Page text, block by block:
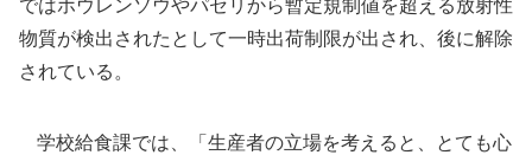
ではホウレンソウやパセリから暫定規制値を超える放射性
物質が検出されたとして一時出荷制限が出され、後に解除
されている。
学校給食課では、「生産者の立場を考えると、とても心